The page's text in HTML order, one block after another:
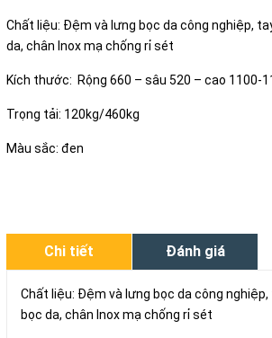
Chất liệu: Đệm và lưng bọc da công nghiệp,
da, chân Inox mạ chống rỉ sét
Kích thước: Rộng 660 – sâu 520 – cao 1100-
Trọng tải: 120kg/460kg
Màu sắc: đen
Chi tiết Đánh giá
Chất liệu: Đệm và lưng bọc da công
bọc da, chân Inox mạ chống rỉ sét